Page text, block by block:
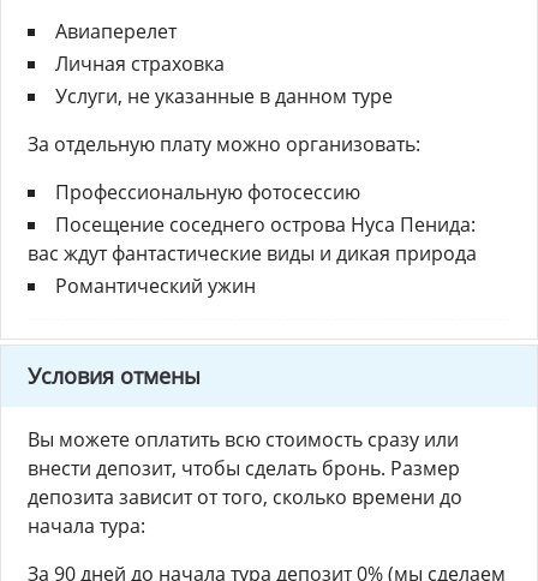
Авиаперелет
Личная страховка
Услуги, не указанные в данном туре
За отдельную плату можно организовать:
Профессиональную фотосессию
Посещение соседнего острова Нуса Пенида:
вас ждут фантастические виды и дикая природа
Романтический ужин
Условия отмены
Вы можете оплатить всю стоимость сразу или
внести депозит, чтобы сделать бронь. Размер
депозита зависит от того, сколько времени до
начала тура:
За 90 дней до начала тура депозит 0% (мы сделаем